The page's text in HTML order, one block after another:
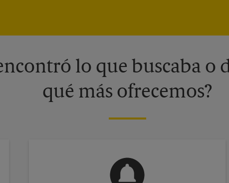
lo que buscaba o
qué más ofrecemos?